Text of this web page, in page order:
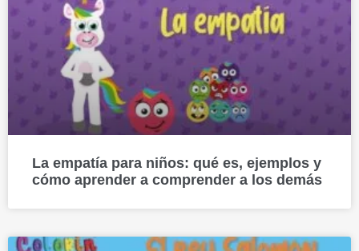
La empatía para niños: qué es, ejemplos y
cómo aprender a comprender a los demás